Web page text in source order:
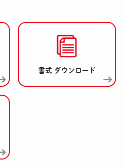
書式 ダウンロード